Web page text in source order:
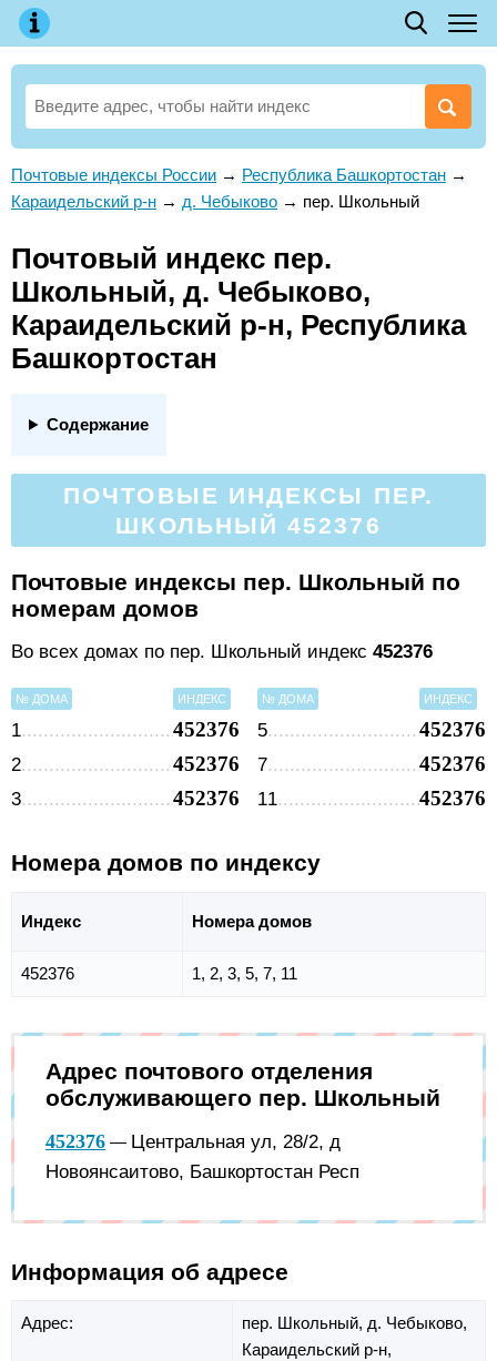
Почтовые индексы России → Республика Башкортостан →
Караидельский р-н → д. Чебыково → пер. Школьный
Почтовый индекс пер.
Школьный, д. Чебыково,
Караидельский р-н, Республика
Башкортостан
Содержание
ПОЧТОВЫЕ ИНДЕКСЫ ПЕР.
ШКОЛЬНЫЙ 452376
Почтовые индексы пер. Школьный по
номерам домов
Во всех домах по пер. Школьный индекс 452376
№ ДОМА ИНДЕКС
1 452376
2 452376
3 452376
№ ДОМА ИНДЕКС
5 452376
7 452376
11 452376
Номера домов по индексу
Индекс Номера домов
452376 1, 2, 3, 5, 7, 11
Адрес почтового отделения
обслуживающего пер. Школьный
452376 — Центральная ул, 28/2, д
Новоянсаитово, Башкортостан Респ
Информация об адресе
Адрес: пер. Школьный, д. Чебыково,
Караидельский р-н,